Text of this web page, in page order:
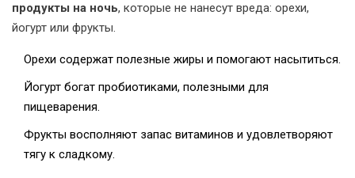
продукты на ночь, которые не нанесут вреда: орехи,
йогурт или фрукты.
Орехи содержат полезные жиры и помогают насытиться.
Йогурт богат пробиотиками, полезными для
пищеварения.
Фрукты восполняют запас витаминов и удовлетворяют
тягу к сладкому.